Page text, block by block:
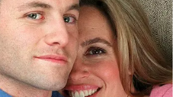
2008ம் ஆண்டிலிருந்து
ஆடிய சுரேஷ்
அணியின் மிகப்பெரிய